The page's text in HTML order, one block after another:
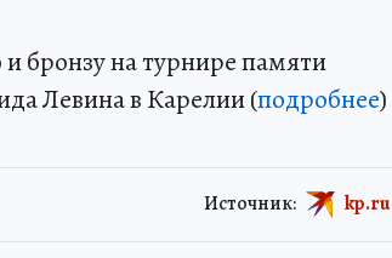
бронзу на турнире памяти
Левина в Карелии (подробнее)
Источник: kp.ru